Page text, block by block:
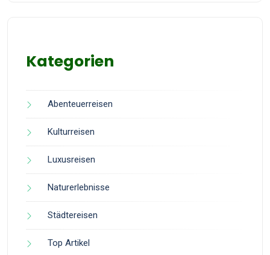
Kategorien
Abenteuerreisen
Kulturreisen
Luxusreisen
Naturerlebnisse
Städtereisen
Top Artikel